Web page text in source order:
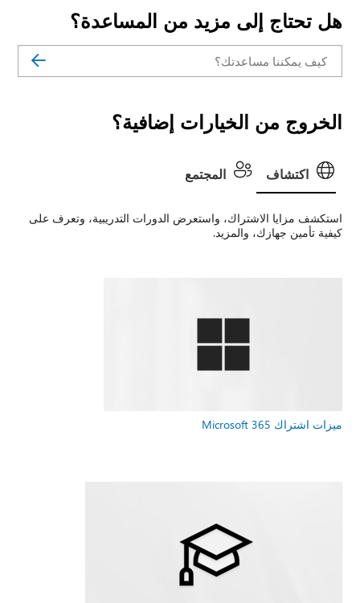
هل تحتاج إلى مزيد من المساعدة؟
الخروج من الخيارات إضافية؟
اكتشاف المجتمع
استكشف مزايا الاشتراك، واستعرض الدورات التدريبية، وتعرف على
كيفية تأمين جهازك، والمزيد.
ميزات اشتراك Microsoft 365